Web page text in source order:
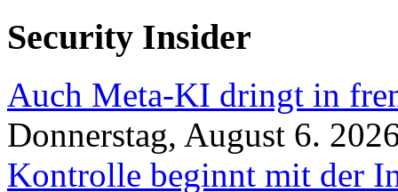
Security Insider
Auch Meta-KI dringt in
Donnerstag, August 6.
Kontrolle beginnt mit der